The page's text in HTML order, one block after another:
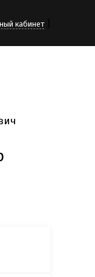
кабинет